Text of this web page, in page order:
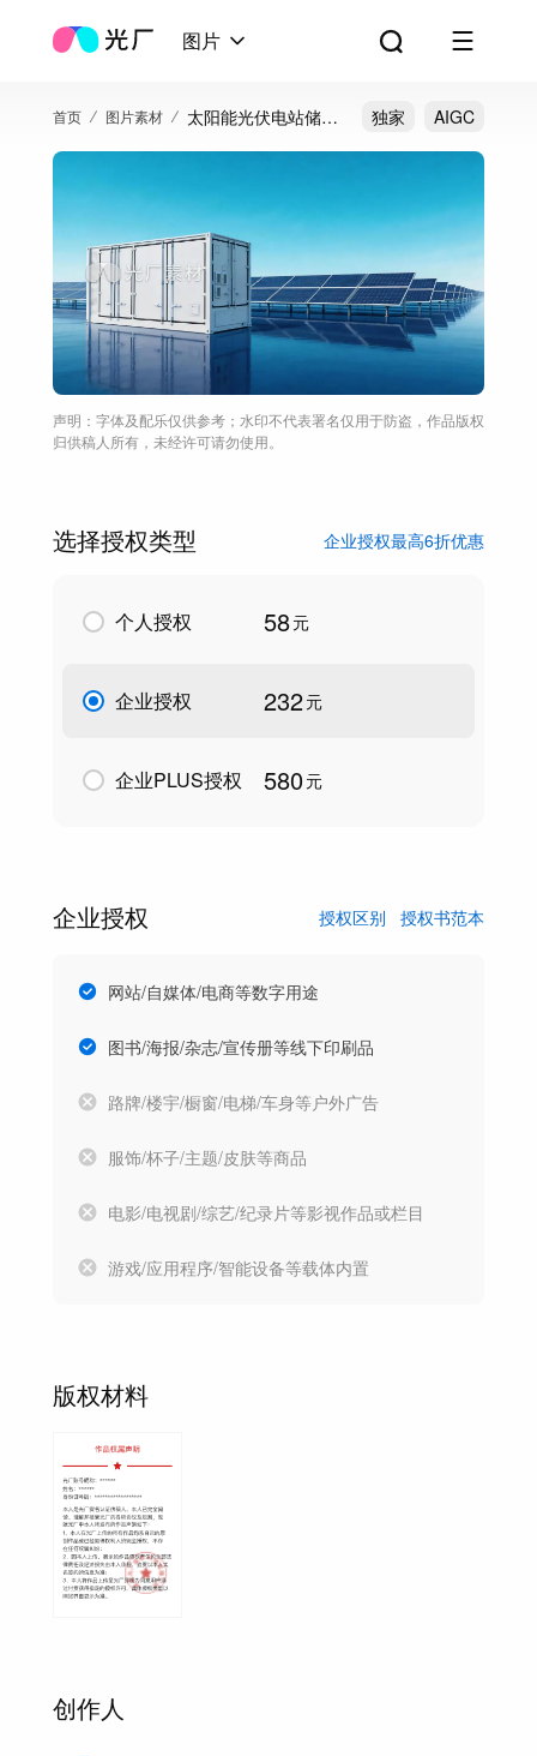
图片
首页 图片素材
太阳能光伏电站储能
独家 AIGC
声明：字体及配乐仅供参考；水印不代表署名仅用于防盗，作品版权
归供稿人所有，未经许可请勿使用。
选择授权类型 企业授权最高6折优惠
个人授权 58元
企业授权 232元
企业PLUS授权 580元
企业授权 授权区别 授权书范本
网站/自媒体/电商等数字用途
图书/海报/杂志/宣传册等线下印刷品
路牌/楼宇/橱窗/电梯/车身等户外广告
服饰/杯子/主题/皮肤等商品
电影/电视剧/综艺/纪录片等影视作品或栏目
游戏/应用程序/智能设备等载体内置
版权材料
创作人